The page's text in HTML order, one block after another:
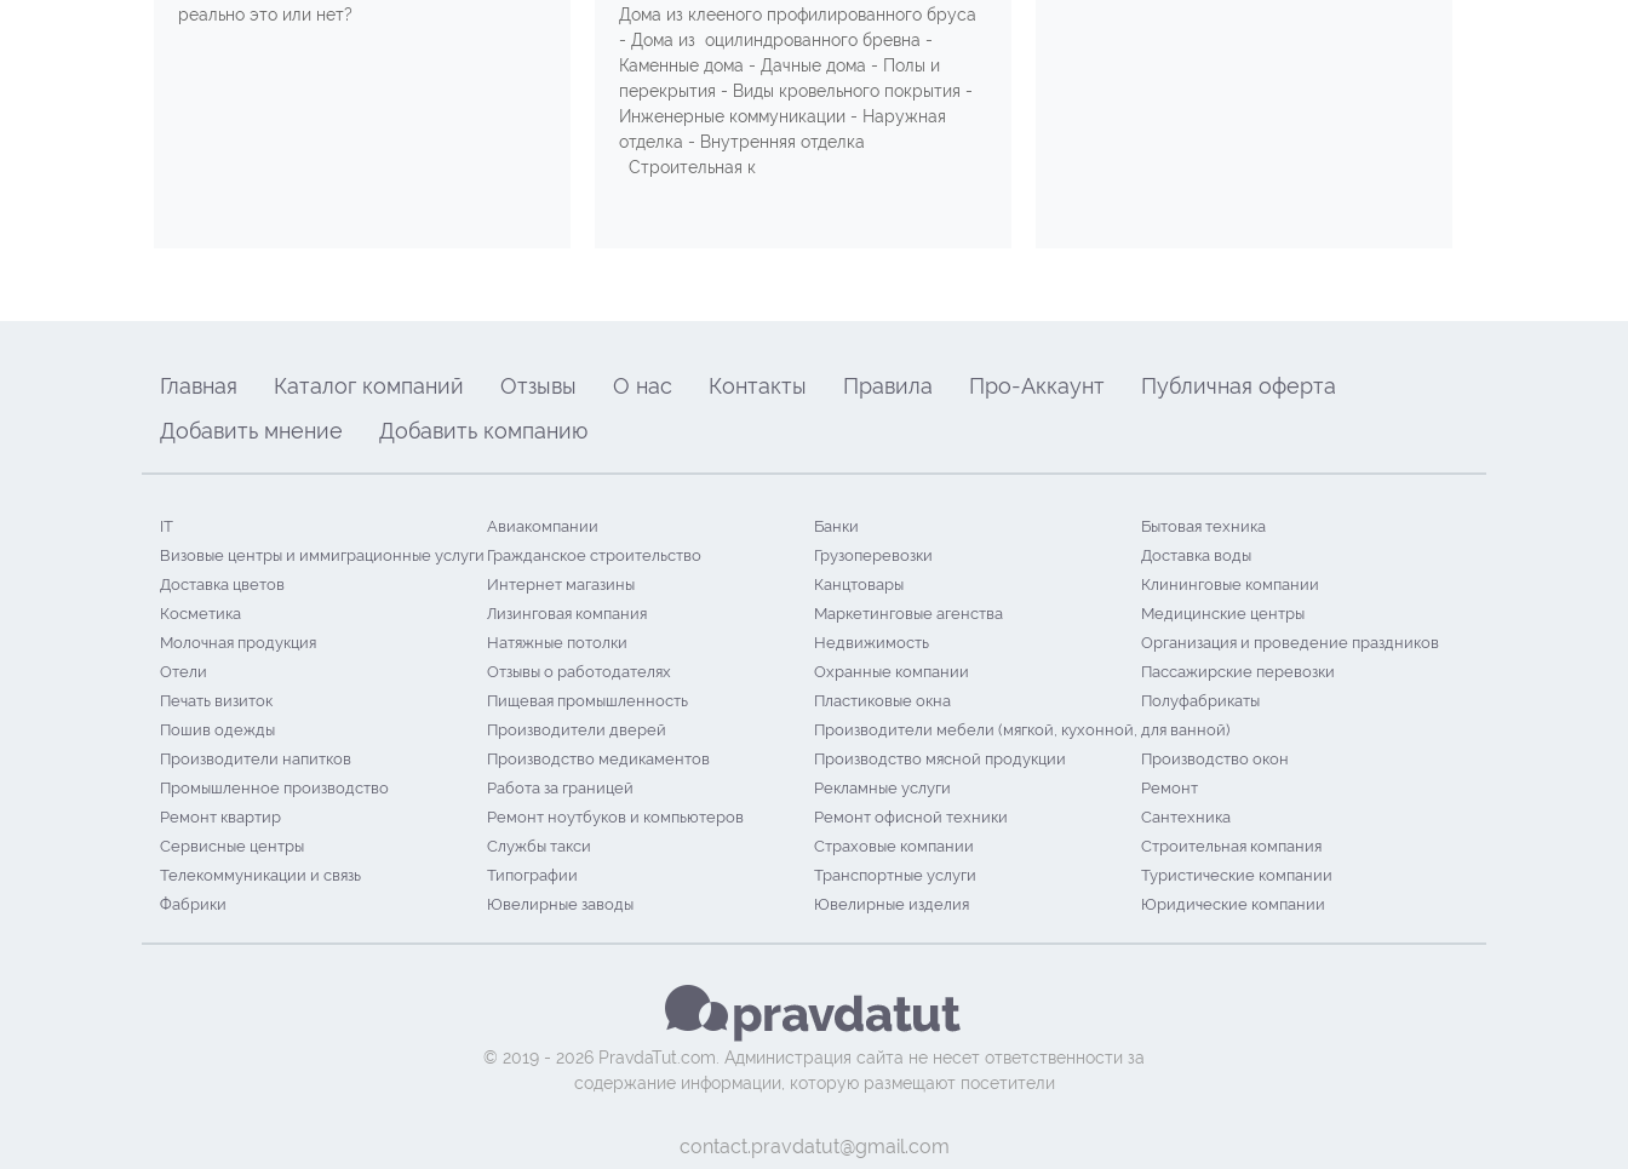
реально это или нет?
Дома из клееного профилированного бруса
- Дома из оцилиндрованного бревна -
Каменные дома - Дачные дома - Полы и
перекрытия - Виды кровельного покрытия -
Инженерные коммуникации - Наружная
отделка - Внутренняя отделка
Строительная к
Главная Каталог компаний Отзывы О нас Контакты Правила Про-Аккаунт
Публичная оферта
Добавить мнение
Добавить компанию
IT Авиакомпании Банки
Бытовая техника
Визовые центры и иммиграционные услуги Гражданское строительство Грузоперевозки
Доставка воды
Доставка цветов
Интернет магазины Канцтовары
Клининговые компании
Косметика
Лизинговая компания Маркетинговые агенства
Медицинские центры
Молочная продукция
Натяжные потолки Недвижимость
Организация и проведение праздников
Отели
Отзывы о работодателях Охранные компании
Пассажирские перевозки
Печать визиток
Пищевая промышленность Пластиковые окна
Полуфабрикаты
Пошив одежды
Производители дверей
Производители мебели (мягкой, кухонной, для ванной)
Производители напитков
Производство медикаментов Производство мясной продукции
Производство окон
Промышленное производство
Работа за границей Рекламные услуги
Ремонт
Ремонт квартир
Ремонт ноутбуков и компьютеров Ремонт офисной техники
Сантехника
Сервисные центры
Службы такси Страховые компании
Строительная компания
Телекоммуникации и связь
Типографии Транспортные услуги
Туристические компании
Фабрики
Ювелирные заводы Ювелирные изделия Юридические компании
© 2019 - 2026 PravdaTut.com. Администрация сайта не несет ответственности за
содержание информации, которую размещают посетители
contact.pravdatut@gmail.com